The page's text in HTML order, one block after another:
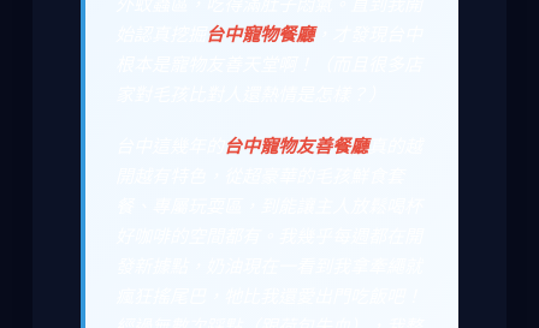
台中寵物餐廳，才發現台中
台中寵物友善餐廳真的越